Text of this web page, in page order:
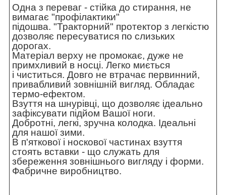
Одна з переваг - стійка до стирання, не
вимагає "профілактики"
підошва. "Тракторний" протектор з легкістю
дозволяє пересуватися по слизьких
дорогах.
Матеріал верху не промокає, дуже не
примхливий в носці. Легко миється
і чиститься. Довго не втрачає первинний,
привабливий зовнішній вигляд. Обладає
термо-ефектом.
Взуття на шнурівці, що дозволяє ідеально
зафіксувати підйом Вашої ноги.
Добротні, легкі, зручна колодка. Ідеальні
для нашої зими.
В п'яткової і носкової частинах взуття
стоять вставки - що служать для
збереження зовнішнього вигляду і форми.
Фабричне виробництво.